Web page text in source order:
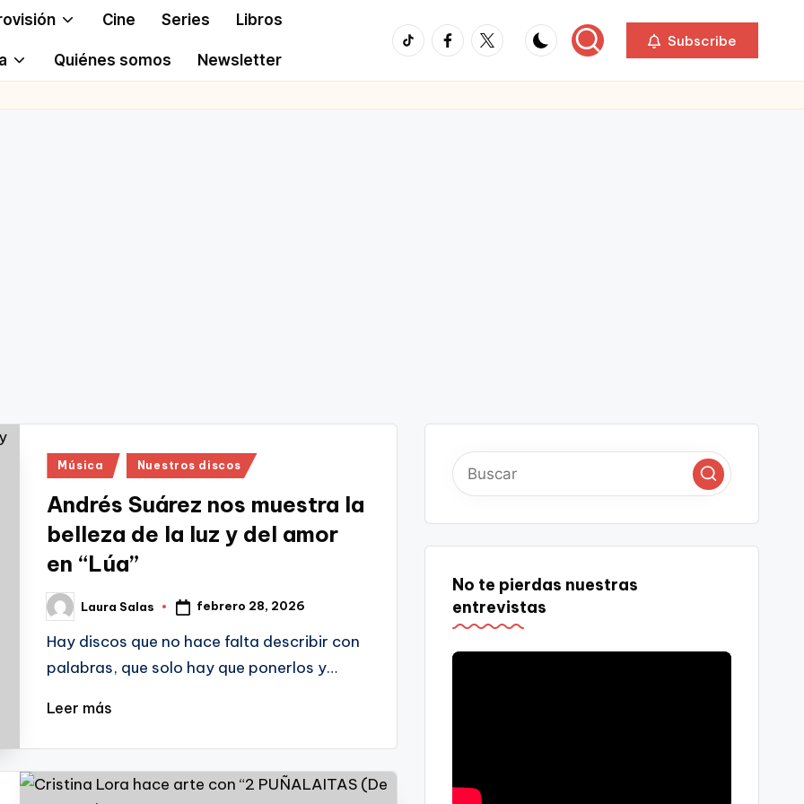
Cine Series Libros
Quiénes somos Newsletter
TikTokFacebook
Twitter Subscribe
Publicado
Música Nuestros discos
Andrés Suárez nos muestra la
belleza de la luz y del amor
en “Lúa”
Publicado
por
Laura Salas febrero 28, 2026
Hay discos que no hace falta describir con
palabras, que solo hay que ponerlos y…
Leer más
No te pierdas nuestras
entrevistas